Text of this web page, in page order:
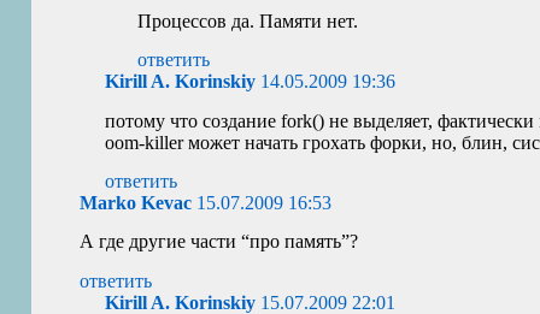
Процессов да. Памяти нет.
ответить
Kirill A. Korinskiy 14.05.2009 19:36
потому что создание fork() не выделяет,
oom-killer может начать грохать форки, но, блин,
ответить
Marko Kevac 15.07.2009 16:53
А где другие части “про память”?
ответить
Kirill A. Korinskiy 15.07.2009 22:01